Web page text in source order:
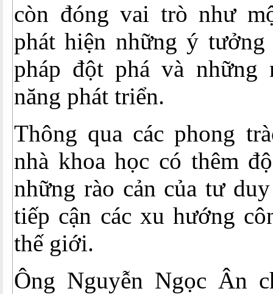
còn đóng vai trò như
phát hiện những ý
pháp đột phá và những
năng phát triển.
Thông qua các phong
nhà khoa học có thêm
những rào cản của tư
tiếp cận các xu hướng
thế giới.
Ông Nguyễn Ngọc Ân